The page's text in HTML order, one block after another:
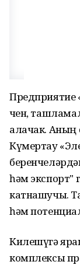
Предприятие
өчен,
алачак. Аның
Күмертау
һәм экспорт"
катнашучы.
һәм
Килешүгә
комплексы